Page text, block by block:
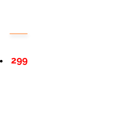
299